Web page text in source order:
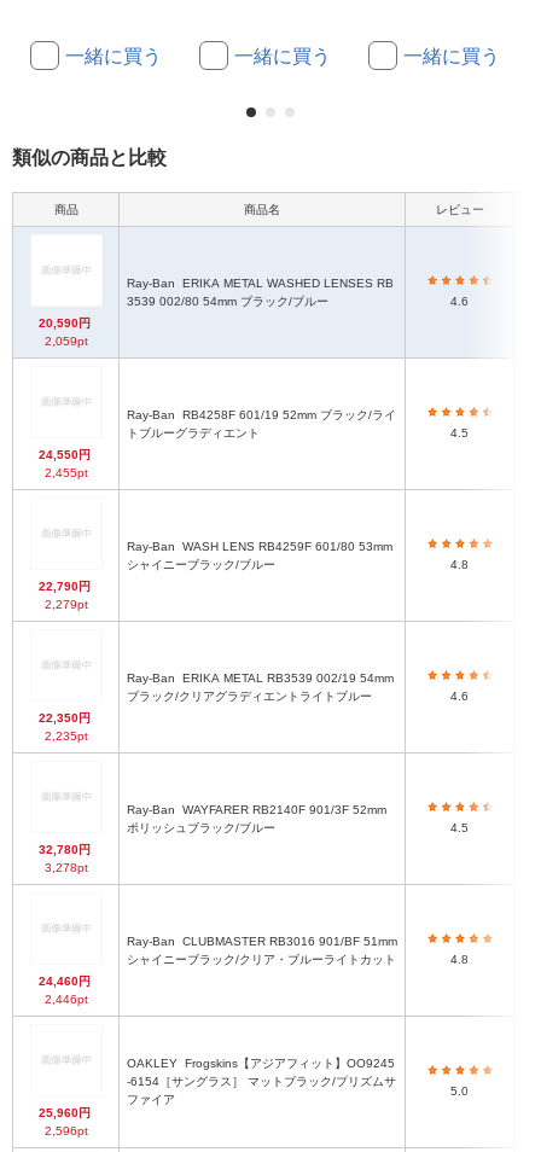
一緒に買う 一緒に買う 一緒に買う
類似の商品と比較
商品 商品名 レビュー
20,590円
2,059pt
Ray-Ban
3539 002/80 54mm ブラック/ブルー
4.6
24,550円
2,455pt
Ray-Ban
トブルーグラディエント
4.5
22,790円
2,279pt
Ray-Ban
シャイニーブラック/ブルー
4.8
22,350円
2,235pt
Ray-Ban
ブラック/クリアグラディエントライトブルー
4.6
32,780円
3,278pt
Ray-Ban
ポリッシュブラック/ブルー
4.5
24,460円
2,446pt
Ray-Ban
シャイニーブラック/クリア・ブルーライトカット
4.8
25,960円
2,596pt
OAKLEY
-6154［サングラス］ マットブラック/プリズムサ
ファイア
5.0